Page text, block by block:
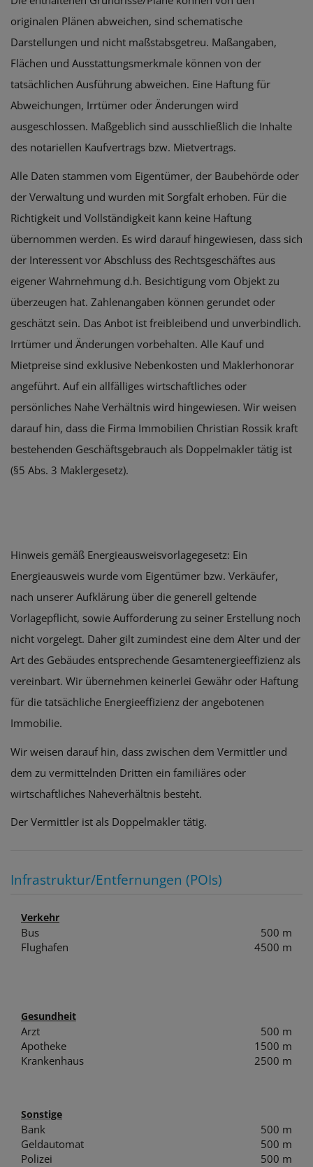
originalen Plänen abweichen, sind schematische
Darstellungen und nicht maßstabsgetreu. Maßangaben,
Flächen und Ausstattungsmerkmale können von der
tatsächlichen Ausführung abweichen. Eine Haftung für
Abweichungen, Irrtümer oder Änderungen wird
ausgeschlossen. Maßgeblich sind ausschließlich die Inhalte
des notariellen Kaufvertrags bzw. Mietvertrags.
Alle Daten stammen vom Eigentümer, der Baubehörde oder
der Verwaltung und wurden mit Sorgfalt erhoben. Für die
Richtigkeit und Vollständigkeit kann keine Haftung
übernommen werden. Es wird darauf hingewiesen, dass sich
der Interessent vor Abschluss des Rechtsgeschäftes aus
eigener Wahrnehmung d.h. Besichtigung vom Objekt zu
überzeugen hat. Zahlenangaben können gerundet oder
geschätzt sein. Das Anbot ist freibleibend und unverbindlich.
Irrtümer und Änderungen vorbehalten. Alle Kauf und
Mietpreise sind exklusive Nebenkosten und Maklerhonorar
angeführt. Auf ein allfälliges wirtschaftliches oder
persönliches Nahe Verhältnis wird hingewiesen. Wir weisen
darauf hin, dass die Firma Immobilien Christian Rossik kraft
bestehenden Geschäftsgebrauch als Doppelmakler tätig ist
(§5 Abs. 3 Maklergesetz).
Hinweis gemäß Energieausweisvorlagegesetz: Ein
Energieausweis wurde vom Eigentümer bzw. Verkäufer,
nach unserer Aufklärung über die generell geltende
Vorlagepflicht, sowie Aufforderung zu seiner Erstellung noch
nicht vorgelegt. Daher gilt zumindest eine dem Alter und der
Art des Gebäudes entsprechende Gesamtenergieeffizienz als
vereinbart. Wir übernehmen keinerlei Gewähr oder Haftung
für die tatsächliche Energieeffizienz der angebotenen
Immobilie.
Wir weisen darauf hin, dass zwischen dem Vermittler und
dem zu vermittelnden Dritten ein familiäres oder
wirtschaftliches Naheverhältnis besteht.
Der Vermittler ist als Doppelmakler tätig.
Infrastruktur/Entfernungen (POIs)
Verkehr
Bus
500 m
Flughafen
4500 m
Gesundheit
Arzt
500 m
Apotheke
1500 m
Krankenhaus
2500 m
Sonstige
Bank
500 m
Geldautomat
500 m
Polizei
500 m